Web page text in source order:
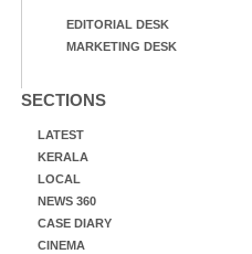
EDITORIAL DESK
MARKETING DESK
SECTIONS
LATEST
KERALA
LOCAL
NEWS 360
CASE DIARY
CINEMA